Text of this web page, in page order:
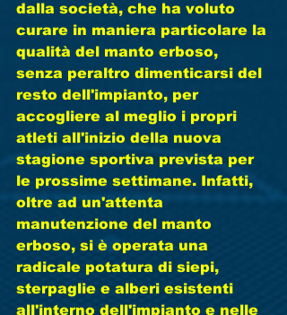
dalla società, che ha voluto
curare in maniera particolare la
qualità del manto erboso,
senza peraltro dimenticarsi del
resto dell'impianto, per
accogliere al meglio i propri
atleti all'inizio della nuova
stagione sportiva prevista per
le prossime settimane. Infatti,
oltre ad un'attenta
manutenzione del manto
erboso, si è operata una
radicale potatura di siepi,
sterpaglie e alberi esistenti
all'interno dell'impianto e nelle